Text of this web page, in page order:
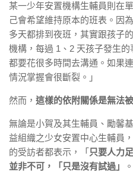
某一少年安置機構生輔員則在
己會希望維持原本的班表。因
多天都排到夜班，其實跟孩子
機構，每過 1、2 天孩子發生
都要花很多時間去溝通。如果
情況掌握會很斷裂。」
然而， 這樣的依附關係是無法
無論是小賀及其生輔員、勵馨
益組織之少女安置中心生輔員
的受訪者都表示，「 只要人力
並非不可，「只是沒有試過」
。